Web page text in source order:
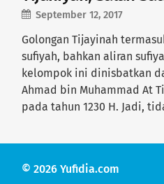
September 12, 2017
Golongan Tijayinah
sufiyah, bahkan aliran
kelompok ini dinisbatkan
Ahmad bin Muhammad At
pada tahun 1230 H. Jadi,
© 2026Yufidia.com